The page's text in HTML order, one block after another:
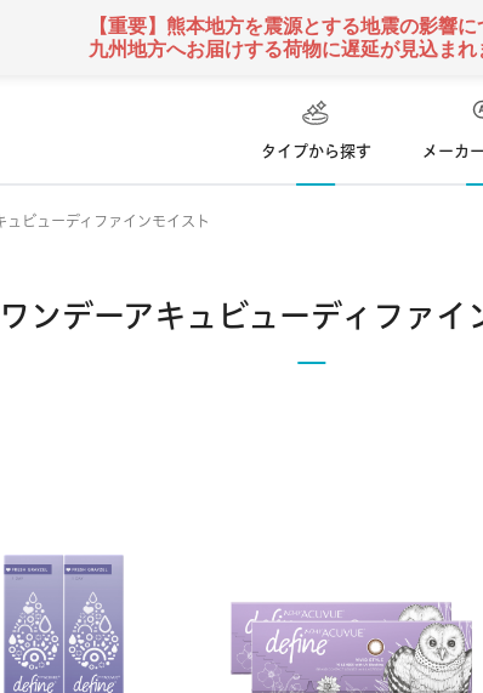
【重要】熊本地方を震源とする地震の影響に
九州地方へお届けする荷物に遅延が見込まれ
タイプから探す メーカ
捨て 乱視用コンタクトレンズ ソフト コンタ
クーパービジョン ボシュロム 日本アル
ュビューディファインモイスト
ワンデーアキュビューディファイ